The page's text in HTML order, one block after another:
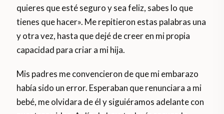
quieres que esté seguro y sea feliz, sabes lo que
tienes que hacer». Me repitieron estas palabras una
y otra vez, hasta que dejé de creer en mi propia
capacidad para criar a mi hija.
Mis padres me convencieron de que mi embarazo
había sido un error. Esperaban que renunciara a mi
bebé, me olvidara de él y siguiéramos adelante con